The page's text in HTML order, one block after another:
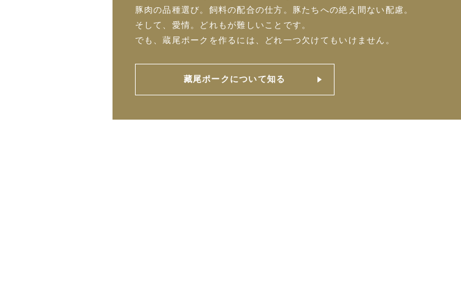
豚肉の品種選び。飼料の配合の仕方。豚たちへの絶え間ない配慮。
そして、愛情。どれもが難しいことです。
でも、蔵尾ポークを作るには、どれ一つ欠けてもいけません。
藏尾ポークについて知る